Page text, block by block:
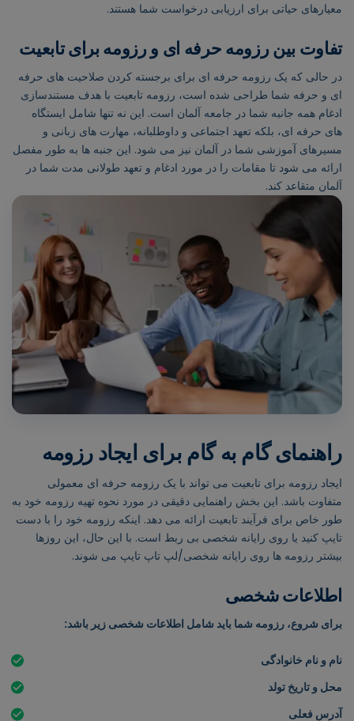
معیارهای حیاتی برای ارزیابی درخواست شما هستند.
تفاوت بین رزومه حرفه ای و رزومه برای تابعیت
در حالی که یک رزومه حرفه ای برای برجسته کردن صلاحیت های حرفه
ای و حرفه شما طراحی شده است، رزومه تابعیت با هدف مستندسازی
ادغام همه جانبه شما در جامعه آلمان است. این نه تنها شامل ایستگاه
های حرفه ای، بلکه تعهد اجتماعی و داوطلبانه، مهارت های زبانی و
مسیرهای آموزشی شما در آلمان نیز می شود. این جنبه ها به طور مفصل
ارائه می شود تا مقامات را در مورد ادغام و تعهد طولانی مدت شما در
آلمان متقاعد کند.
راهنمای گام به گام برای ایجاد رزومه
ایجاد رزومه برای تابعیت می تواند با یک رزومه حرفه ای معمولی
متفاوت باشد. این بخش راهنمایی دقیقی در مورد نحوه تهیه رزومه خود به
طور خاص برای فرآیند تابعیت ارائه می دهد. اینکه رزومه خود را با دست
تایپ کنید یا روی رایانه شخصی بی ربط است. با این حال، این روزها
بیشتر رزومه ها روی رایانه شخصی/لپ تاپ تایپ می شوند.
اطلاعات شخصی
برای شروع، رزومه شما باید شامل اطلاعات شخصی زیر باشد:
نام و نام خانوادگی
محل و تاریخ تولد
آدرس فعلی